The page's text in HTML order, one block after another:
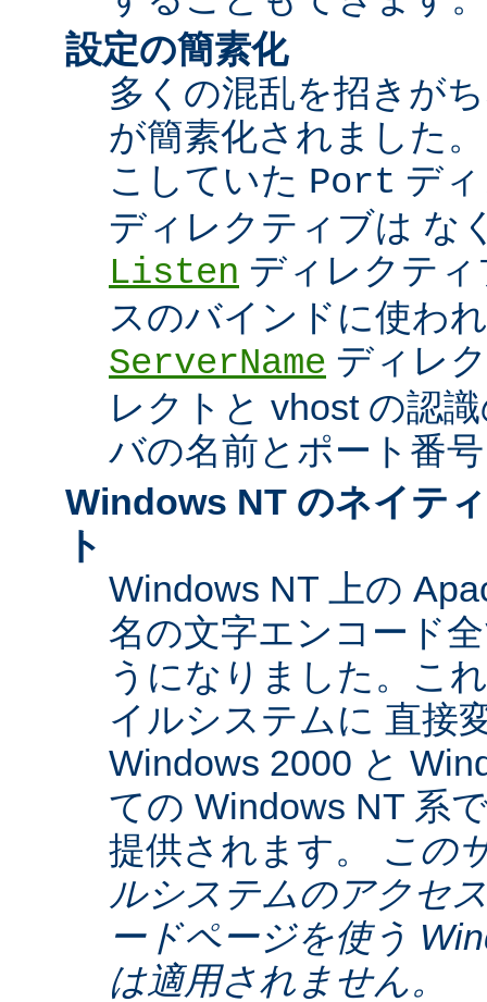
設定の簡素化
多くの混乱を招きが
が簡素化されました
こしていた Port デ
ディレクティブは な
Listen ディレクテ
スのバインドに使わ
ServerName ディレ
レクトと vhost の認
バの名前とポート番
Windows NT のネイテ
ト
Windows NT 上の
名の文字エンコード
うになりました。こ
イルシステムに 直接
Windows 2000 と
ての Windows NT 系
提供されます。
この
ルシステムのアクセ
ードページを使う
は適用されません。